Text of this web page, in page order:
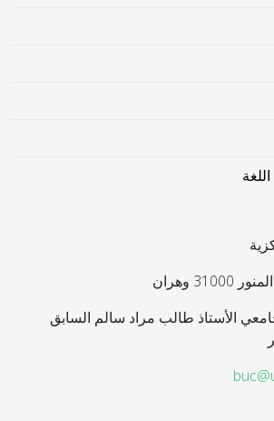
الأستاذ طالب مراد سالم السابق